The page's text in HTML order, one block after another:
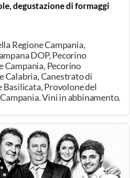
serata terminerà con
realizzato con la ricotta
2025